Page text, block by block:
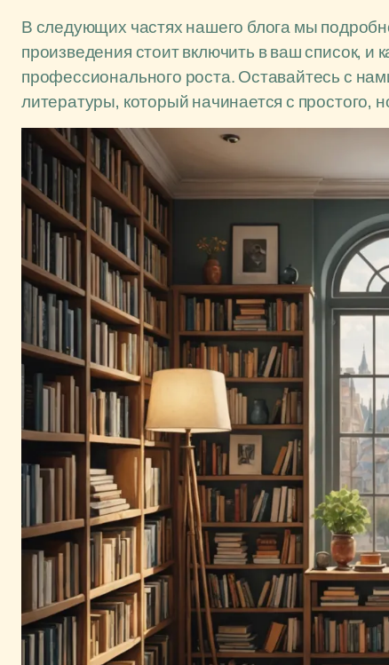
В следующих частях нашего блога мы
произведения стоит включить в ваш список, и
профессионального роста. Оставайтесь с
литературы, который начинается с простого,